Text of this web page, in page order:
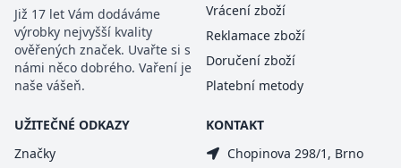
Již 17 let Vám dodáváme
výrobky nejvyšší kvality
ověřených značek. Uvařte si s
námi něco dobrého. Vaření je
naše vášeň.
Vrácení zboží
Reklamace zboží
Doručení zboží
Platební metody
UŽITEČNÉ ODKAZY
Značky
KONTAKT
Chopinova 298/1, Brno